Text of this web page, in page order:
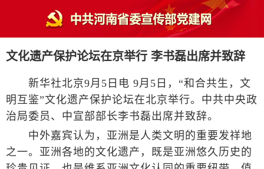
文化遗产保护论坛在京举行 李书磊出席并致辞
新华社北京9月5日电 9月5日，“和合共生，文
明互鉴”文化遗产保护论坛在北京举行。中共中央政
治局委员、中宣部部长李书磊出席并致辞。
中外嘉宾认为，亚洲是人类文明的重要发祥地
之一。亚洲各地的文化遗产，既是亚洲悠久历史的